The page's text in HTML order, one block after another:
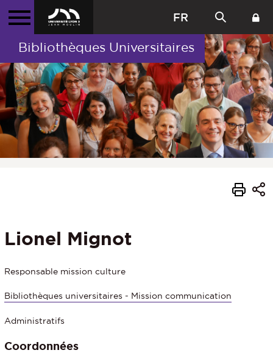
FR
Bibliothèques Universitaires
Lionel Mignot
Responsable mission culture
Bibliothèques universitaires - Mission communication
Administratifs
Coordonnées